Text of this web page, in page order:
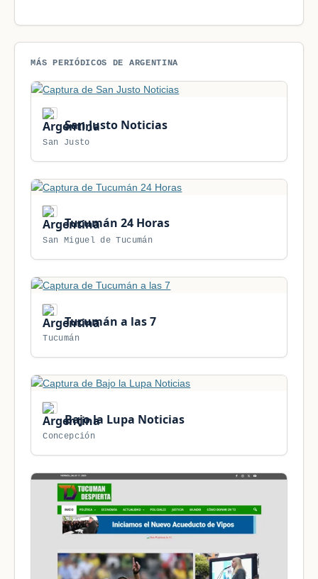
MÁS PERIÓDICOS DE ARGENTINA
San Justo Noticias
San Justo
Tucumán 24 Horas
San Miguel de Tucumán
Tucumán a las 7
Tucumán
Bajo la Lupa Noticias
Concepción